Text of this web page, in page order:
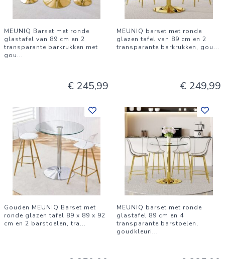
MEUNIQ Barset met ronde
glastafel van 89 cm en 2
transparante barkrukken met
gou...
€ 245,99
MEUNIQ barset met ronde
glazen tafel van 89 cm en 2
transparante barkrukken, gou...
€ 249,99
Gouden MEUNIQ Barset met
ronde glazen tafel 89 x 89 x 92
cm en 2 barstoelen, tra...
MEUNIQ barset met ronde
glastafel 89 cm en 4
transparante barstoelen,
goudkleuri...